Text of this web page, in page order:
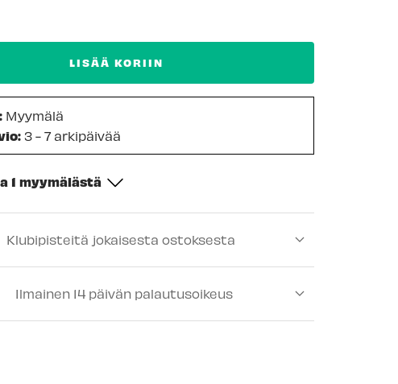
LISÄÄ KORIIN
Myymälä
3 - 7 arkipäivää
1 myymälästä
-Tilapäisesti loppu
-Tilapäisesti loppu
Klubipisteitä jokaisesta ostoksesta
Ilmainen 14 päivän palautusoikeus